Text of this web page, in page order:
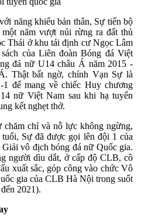
năng khiếu bản thân, Sự tiến bộ
năm vượt núi rừng ra đất thủ
Thái ở khu tái định cư Ngọc Lâm
của Liên đoàn Bóng đá Việt
đá nữ U14 châu Á năm 2015 -
Thật bất ngờ, chính Vạn Sự là
để mang về chiếc Huy chương
nữ Việt Nam sau khi hạ tuyển
kết nghẹt thở.
chăm chỉ và nỗ lực không ngừng,
Sự đã được gọi lên đội 1 của
vô địch bóng đá nữ Quốc gia.
người dìu dắt, ở cấp độ CLB, cô
xuất sắc, góp công vào chức Vô
gia của CLB Hà Nội trong suốt
2021).